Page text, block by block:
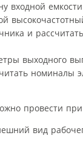
входной
и
выходного
номиналы
провести
вид